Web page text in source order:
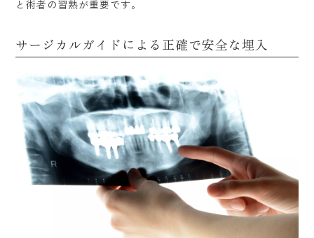
と術者の習熟が重要です。
サージカルガイドによる正確で安全な埋入